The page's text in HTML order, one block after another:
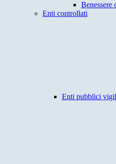
Benessere
Enti controllati
Enti pubblici